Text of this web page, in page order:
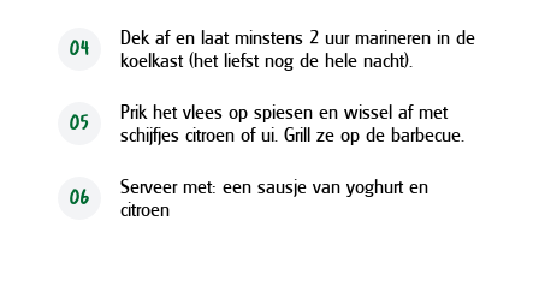
04
Dek af en laat minstens 2 uur marineren in de
koelkast (het liefst nog de hele nacht).
05
Prik het vlees op spiesen en wissel af met
schijfjes citroen of ui. Grill ze op de barbecue.
06
Serveer met: een sausje van yoghurt en
citroen